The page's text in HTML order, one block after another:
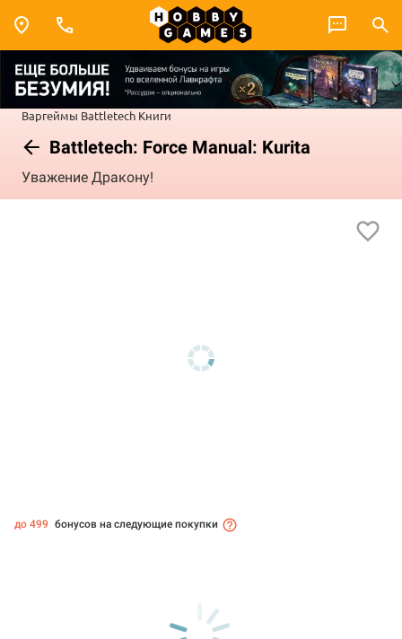
Варгеймы Battletech Книги
Battletech: Force Manual: Kurita
Уважение Дракону!
до 499 бонусов на следующие покупки